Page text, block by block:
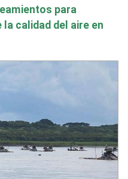
para
calidad del aire en